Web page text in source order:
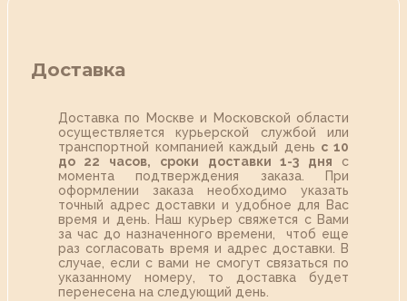
Доставка
Доставка по Москве и Московской области
осуществляется курьерской службой или
транспортной компанией каждый день с 10
до 22 часов,
сроки доставки 1-3 дня с
момента подтверждения заказа. При
оформлении заказа необходимо указать
точный адрес доставки и удобное для Вас
время и день. Наш курьер свяжется с Вами
за час до назначенного времени, чтоб еще
раз согласовать время и адрес доставки. В
случае, если с вами не смогут связаться по
указанному номеру, то доставка будет
перенесена на следующий день.